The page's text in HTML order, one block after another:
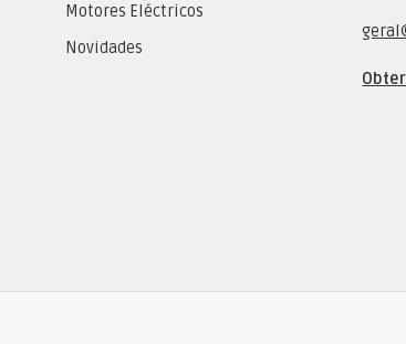
Motores Eléctricos
Novidades